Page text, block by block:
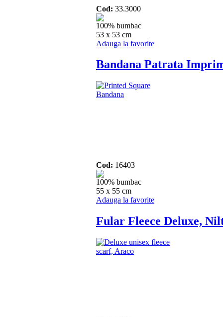
Cod: 33.3000
100% bumbac
53 x 53 cm
Adauga la favorite
Bandana Patrata
Cod: 16403
100% bumbac
55 x 55 cm
Adauga la favorite
Fular Fleece Deluxe,